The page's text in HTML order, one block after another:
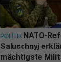
POLITIK NATO-
Saluschnyj
mächtigste